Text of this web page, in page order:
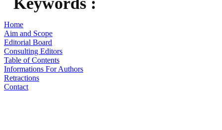
Home
Aim and Scope
Editorial Board
Consulting Editors
Table of Contents
Informations For Authors
Retractions
Contact